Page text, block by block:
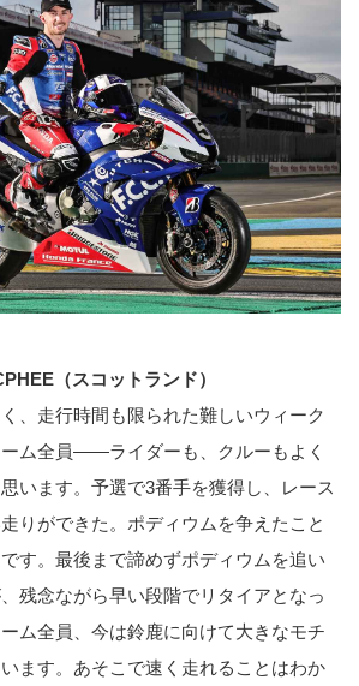
（スコットランド）
く、走行時間も限られた難しいウィーク
ム全員——ライダーも、クルーもよく
います。予選で3番手を獲得し、レース
りができた。ポディウムを争えたこと
す。最後まで諦めずポディウムを追い
残念ながら早い段階でリタイアとなっ
ム全員、今は鈴鹿に向けて大きなモチ
ます。あそこで速く走れることはわか